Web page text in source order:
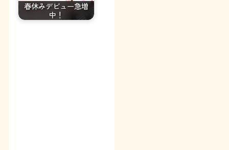
春休みデビュー急増
中！